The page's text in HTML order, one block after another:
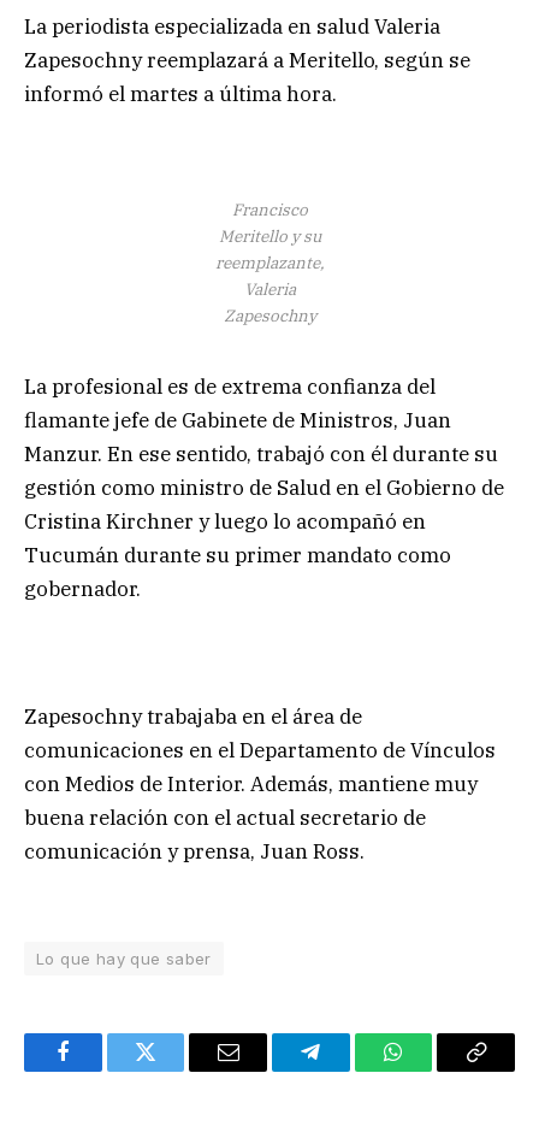
La periodista especializada en salud Valeria
Zapesochny reemplazará a Meritello, según se
informó el martes a última hora.
Francisco
Meritello y su
reemplazante,
Valeria
Zapesochny
La profesional es de extrema confianza del
flamante jefe de Gabinete de Ministros, Juan
Manzur. En ese sentido, trabajó con él durante su
gestión como ministro de Salud en el Gobierno de
Cristina Kirchner y luego lo acompañó en
Tucumán durante su primer mandato como
gobernador.
Zapesochny trabajaba en el área de
comunicaciones en el Departamento de Vínculos
con Medios de Interior. Además, mantiene muy
buena relación con el actual secretario de
comunicación y prensa, Juan Ross.
Lo que hay que saber
FacebookTwitter Email TelegramWhatsAppCopy